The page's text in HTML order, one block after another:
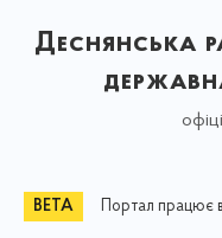
Деснянська
Портал працює